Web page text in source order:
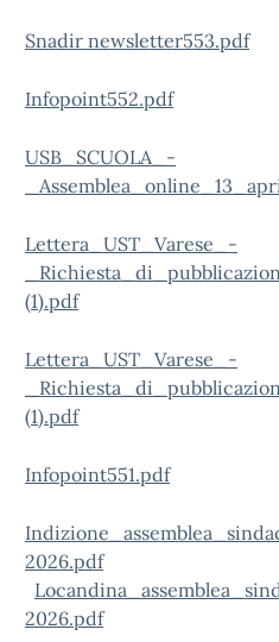
Snadir newsletter553.pdf
Infopoint552.pdf
USB_SCUOLA_-
Lettera_UST_Varese_-
(1).pdf
Lettera_UST_Varese_-
(1).pdf
Infopoint551.pdf
2026.pdf
2026.pdf